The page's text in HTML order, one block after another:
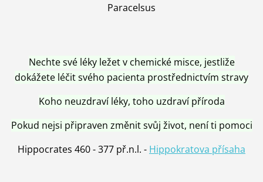
Paracelsus
Nechte své léky ležet v chemické misce, jestliže
dokážete léčit svého pacienta prostřednictvím stravy
Koho neuzdraví léky, toho uzdraví příroda
Pokud nejsi připraven změnit svůj život, není ti pomoci
Hippocrates 460 - 377 př.n.l. - Hippokratova přísaha